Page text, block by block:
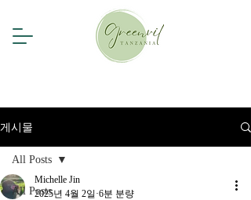
게시물
All Posts
All Posts
Michelle Jin
2025년 4월 2일 6분 분량